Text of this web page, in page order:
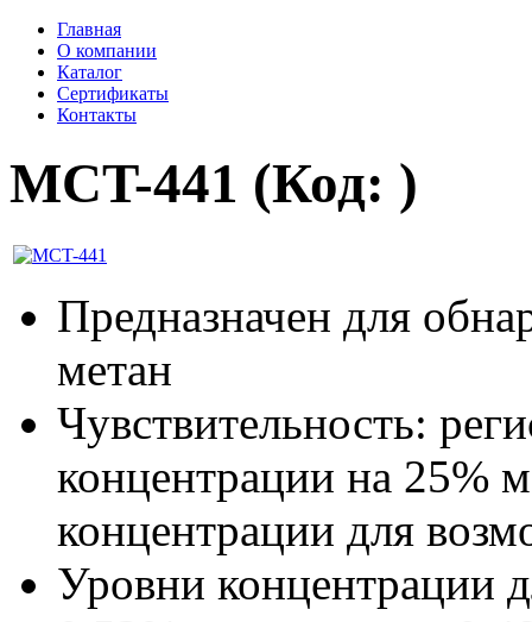
Главная
О компании
Каталог
Сертификаты
Контакты
MCT-441 (Код: )
Предназначен для
метан
Чувствительность:
концентрации на 25%
концентрации для
Уровни концентрации